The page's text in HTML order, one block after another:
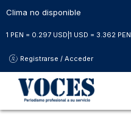
Clima no disponible
1 PEN = 0.297 USD 1 USD = 3.362 PEN
Registrarse / Acceder